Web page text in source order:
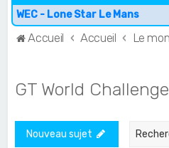
WEC - Lone Star Le Mans
Accueil Accueil
GT World Challenge
Nouveau sujet